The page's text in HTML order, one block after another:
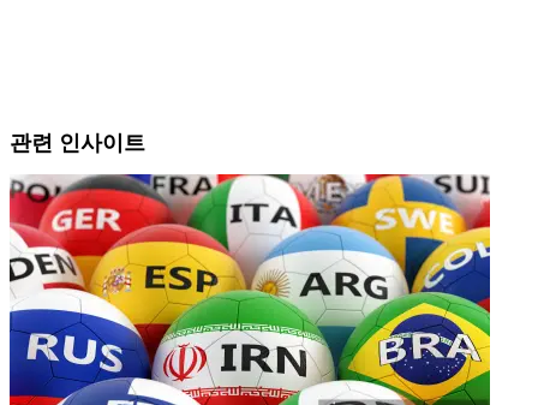
관련 인사이트